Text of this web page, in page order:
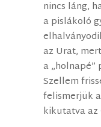
nincs láng,
a pislákoló
az Urat,
a „holnapé”
Szellem
felismerjük
kikutatva az